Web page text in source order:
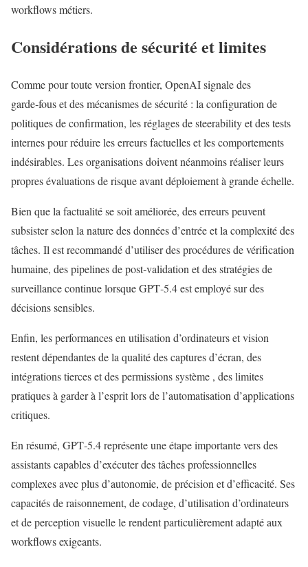
workflows métiers.
Considérations de sécurité et limites
Comme pour toute version frontier, OpenAI signale des
garde‑fous et des mécanismes de sécurité : la configuration de
politiques de confirmation, les réglages de steerability et des tests
internes pour réduire les erreurs factuelles et les comportements
indésirables. Les organisations doivent néanmoins réaliser leurs
propres évaluations de risque avant déploiement à grande échelle.
Bien que la factualité se soit améliorée, des erreurs peuvent
subsister selon la nature des données d’entrée et la complexité des
tâches. Il est recommandé d’utiliser des procédures de vérification
humaine, des pipelines de post‑validation et des stratégies de
surveillance continue lorsque GPT‑5.4 est employé sur des
décisions sensibles.
Enfin, les performances en utilisation d’ordinateurs et vision
restent dépendantes de la qualité des captures d’écran, des
intégrations tierces et des permissions système , des limites
pratiques à garder à l’esprit lors de l’automatisation d’applications
critiques.
En résumé, GPT‑5.4 représente une étape importante vers des
assistants capables d’exécuter des tâches professionnelles
complexes avec plus d’autonomie, de précision et d’efficacité. Ses
capacités de raisonnement, de codage, d’utilisation d’ordinateurs
et de perception visuelle le rendent particulièrement adapté aux
workflows exigeants.